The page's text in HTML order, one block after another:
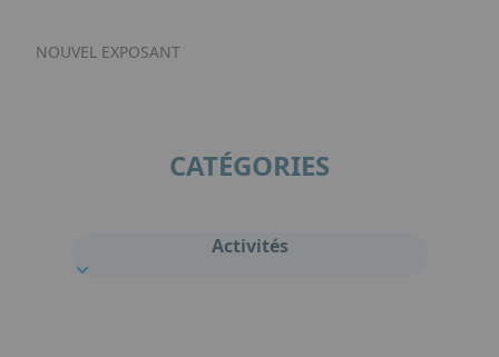
NOUVEL EXPOSANT
CATÉGORIES
Activités